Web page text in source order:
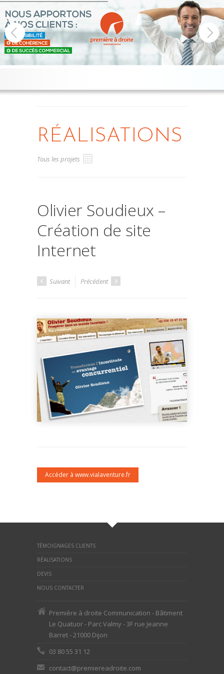
RÉALISATIONS
Tous les projets
Olivier Soudieux –
Création de site
Internet
Suivant Précédent
Accéder à www.vialaventure.fr
TÉMOIGNAGES CLIENTS
RÉALISATIONS
DEVIS
NOUS CONTACTER
Première à droite Communication - Bâtiment
Le Quatuor - Parc Valmy - 3F rue Jeanne
Barret - 21000 Dijon
03 80 55 31 12
contact@premiereadroite.com